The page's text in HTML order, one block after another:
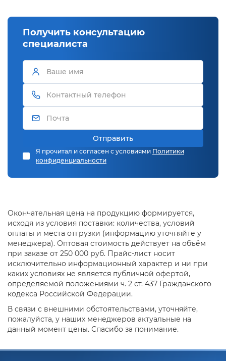
Получить консультацию
специалиста
Отправить
Я прочитал и согласен с условиями Политики
конфиденциальности
Окончательная цена на продукцию формируется,
исходя из условия поставки: количества, условий
оплаты и места отгрузки (информацию уточняйте у
менеджера). Оптовая стоимость действует на объём
при заказе от 250 000 руб. Прайс-лист носит
исключительно информационный характер и ни при
каких условиях не является публичной офертой,
определяемой положениями ч. 2 ст. 437 Гражданского
кодекса Российской Федерации.
В связи с внешними обстоятельствами, уточняйте,
пожалуйста, у наших менеджеров актуальные на
данный момент цены. Спасибо за понимание.